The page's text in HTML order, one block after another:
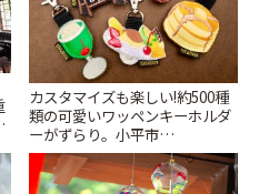
カスタマイズも楽しい!約500種
類の可愛いワッペンキーホルダ
ーがずらり。小平市
「Kimamaya T&K」 | ことりっ
ぷ